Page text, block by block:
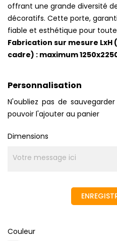
offrant une grande diversité
décoratifs. Cette porte,
fiable et esthétique pour
Fabrication sur mesure
cadre) : maximum
Personnalisation
N'oubliez pas de
pouvoir l'ajouter au panier
Dimensions
Couleur